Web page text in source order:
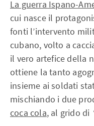
La guerra Ispano-
cui nasce il
fonti l’intervento
cubano, volto a
il vero artefice della
ottiene la tanto
insieme ai soldati
mischiando i due
coca cola, al grido di